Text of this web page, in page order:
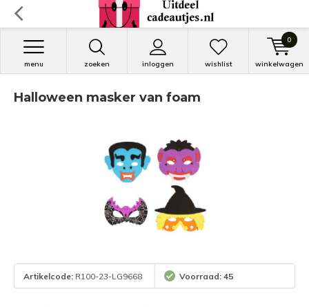
zoeken inloggen
menu wishlist winkelwagen
0
Halloween masker van foam
Artikelcode: R100-23-LG9668 Voorraad: 45